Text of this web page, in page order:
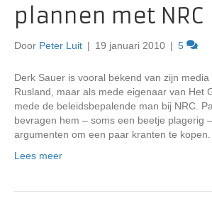
plannen met NRC
Door Peter Luit | 19 januari 2010 | 5
Derk Sauer is vooral bekend van zijn media
Rusland, maar als mede eigenaar van Het
mede de beleidsbepalende man bij NRC.
bevragen hem – soms een beetje plagerig
argumenten om een paar kranten te kopen.
Lees meer